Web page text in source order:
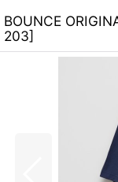
BOUNCE
203]